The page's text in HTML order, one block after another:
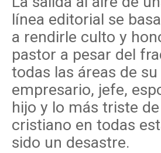
línea editorial se
a rendirle culto y
pastor a pesar del
todas las áreas de
empresario, jefe,
hijo y lo más triste
cristiano en todas
sido un desastre.